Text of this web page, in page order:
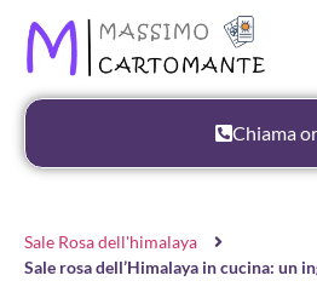
Chiama
Sale Rosa dell'himalaya
Sale rosa dell’Himalaya in cucina: un